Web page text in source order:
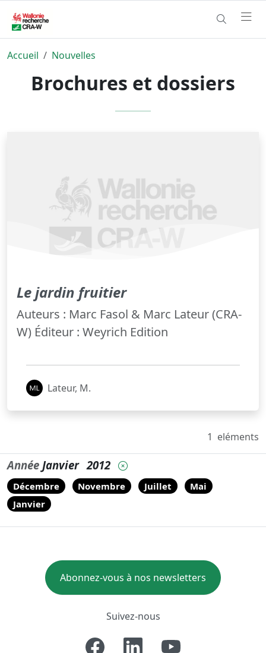
Accueil Nouvelles
Brochures et dossiers
Le jardin fruitier
Auteurs : Marc Fasol & Marc Lateur (CRA-
W) Éditeur : Weyrich Edition
Lateur, M.
1 eléments
Année Janvier 2012
Décembre Novembre Juillet
Mai
Janvier
Abonnez-vous à nos newsletters
Suivez-nous